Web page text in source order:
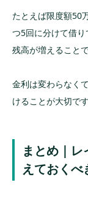
たとえば限度額50
つ5回に分けて借
残高が増えること
金利は変わらなく
けることが大切です
まとめ｜
えておくべ